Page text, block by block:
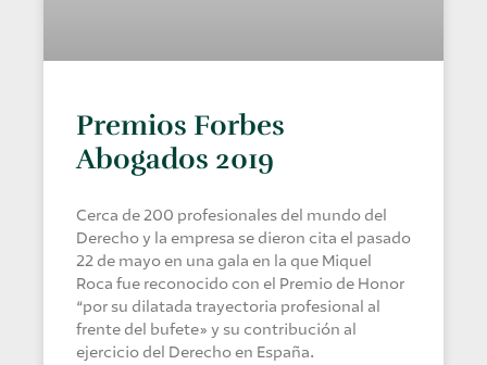
Premios Forbes
Abogados 2019
Cerca de 200 profesionales del mundo del
Derecho y la empresa se dieron cita el pasado
22 de mayo en una gala en la que Miquel
Roca fue reconocido con el Premio de Honor
“por su dilatada trayectoria profesional al
frente del bufete» y su contribución al
ejercicio del Derecho en España.